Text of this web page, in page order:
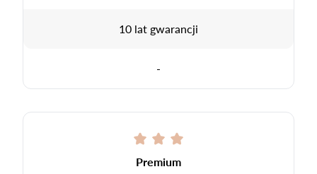
10 lat gwarancji
-
Premium